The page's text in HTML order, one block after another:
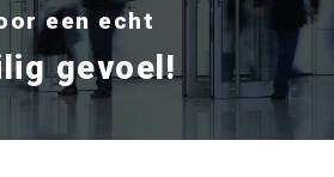
een echt
gevoel!